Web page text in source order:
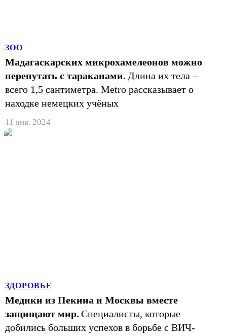
ЗОО
Мадагаскарских микрохамелеонов можно
перепутать с тараканами. Длина их тела –
всего 1,5 сантиметра. Metro рассказывает о
находке немецких учёных
11 янв. 2024
ЗДОРОВЬЕ
Медики из Пекина и Москвы вместе
защищают мир. Специалисты, которые
добились больших успехов в борьбе с ВИЧ-